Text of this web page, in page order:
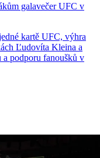
galavečer UFC v
kartě UFC, výhra
Ľudovíta Kleina a
a podporu fanoušků v